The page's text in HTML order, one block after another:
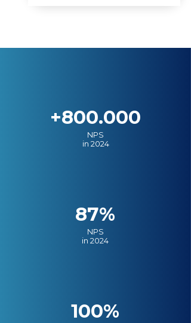
+800.000
NPS
in 2024
87%
NPS
in 2024
100%